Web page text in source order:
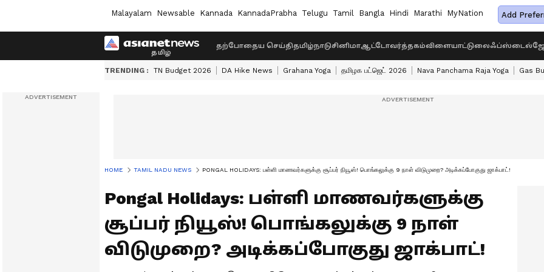
Malayalam Newsable Kannada KannadaPrabha Telugu Tamil Bangla Hindi Marathi MyNation Add
தற்போதைய செய்திதமிழ்நாடுசினிமாஆட்டோவர்த்தகம்விளையாட்டுலைஃப்ஸ்டைல்
TRENDING : TN Budget 2026 DA Hike News Grahana Yoga தமிழக பட்ஜெட் 2026 Nava Panchama Raja Yoga Gas
HOME TAMIL NADU NEWS PONGAL HOLIDAYS: பள்ளி மாணவர்களுக்கு சூப்பர் நியூஸ்! பொங்கலுக்கு 9 நாள் விடுமுறை? அடிக்கப்போகுது ஜாக்பாட்!
Pongal Holidays: பள்ளி மாணவர்களுக்கு
சூப்பர் நியூஸ்! பொங்கலுக்கு 9 நாள்
விடுமுறை? அடிக்கப்போகுது ஜாக்பாட்!